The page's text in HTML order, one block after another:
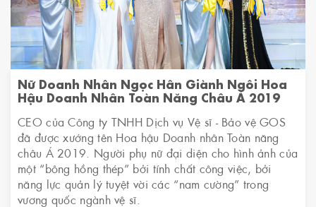
Nữ Doanh Nhân Ngọc Hân Giành Ngôi Hoa
Hậu Doanh Nhân Toàn Năng Châu Á 2019
CEO của Công ty TNHH Dịch vụ Vệ sĩ - Bảo vệ GOS
đã được xướng tên Hoa hậu Doanh nhân Toàn năng
châu Á 2019. Người phụ nữ đại diện cho hình ảnh của
một “bông hồng thép” bởi tính chất công việc, bởi
năng lực quản lý tuyệt vời các “nam cường” trong
vương quốc ngành vệ sĩ.